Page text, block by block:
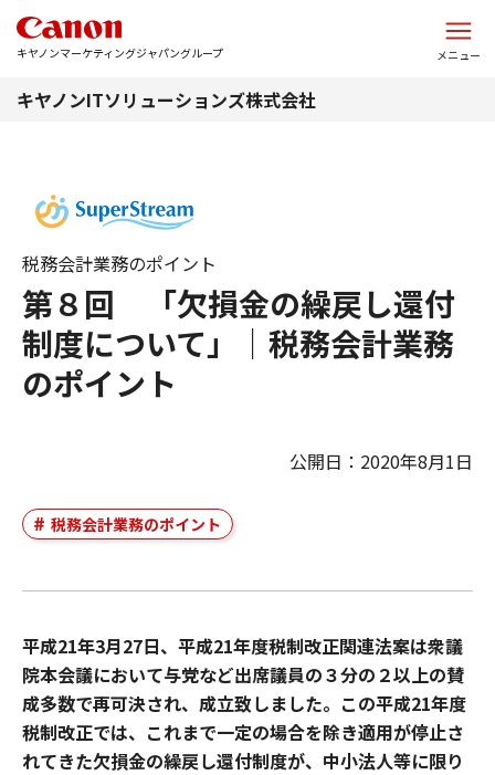
キヤノンマーケティングジャパングループ メニュー
キヤノンITソリューションズ株式会社
第８回 「欠損金の繰戻し還付
制度について」｜税務会計業務
のポイント
税務会計業務のポイント
公開日：2020年8月1日
税務会計業務のポイント
平成21年3月27日、平成21年度税制改正関連法案は衆議
院本会議において与党など出席議員の３分の２以上の賛
成多数で再可決され、成立致しました。この平成21年度
税制改正では、これまで一定の場合を除き適用が停止さ
れてきた欠損金の繰戻し還付制度が、中小法人等に限り